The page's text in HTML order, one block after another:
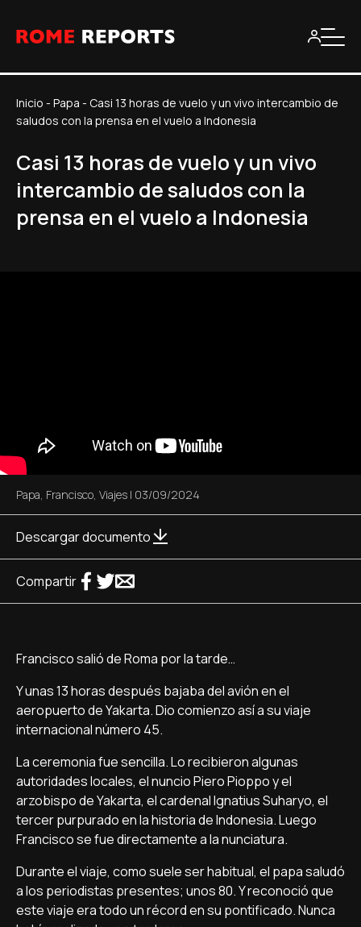
Inicio - Papa - Casi 13 horas de vuelo y un vivo intercambio de
saludos con la prensa en el vuelo a Indonesia
Casi 13 horas de vuelo y un vivo
intercambio de saludos con la
prensa en el vuelo a Indonesia
Papa, Francisco, Viajes | 03/09/2024
Descargar documento
Compartir
Francisco salió de Roma por la tarde…
Y unas 13 horas después bajaba del avión en el
aeropuerto de Yakarta. Dio comienzo así a su viaje
internacional número 45.
La ceremonia fue sencilla. Lo recibieron algunas
autoridades locales, el nuncio Piero Pioppo y el
arzobispo de Yakarta, el cardenal Ignatius Suharyo, el
tercer purpurado en la historia de Indonesia. Luego
Francisco se fue directamente a la nunciatura.
Durante el viaje, como suele ser habitual, el papa saludó
a los periodistas presentes; unos 80. Y reconoció que
este viaje era todo un récord en su pontificado. Nunca